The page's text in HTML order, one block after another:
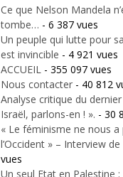
Ce que Nelson Mandela
tombe… - 6 387 vues
Un peuple qui lutte pour
est invincible - 4 921 vues
ACCUEIL - 355 097 vues
Nous contacter - 40 812
Analyse critique du
Israël, parlons-en ! ». - 30
« Le féminisme ne nous
l’Occident » – Interview
vues
Un seul Etat en Palestine